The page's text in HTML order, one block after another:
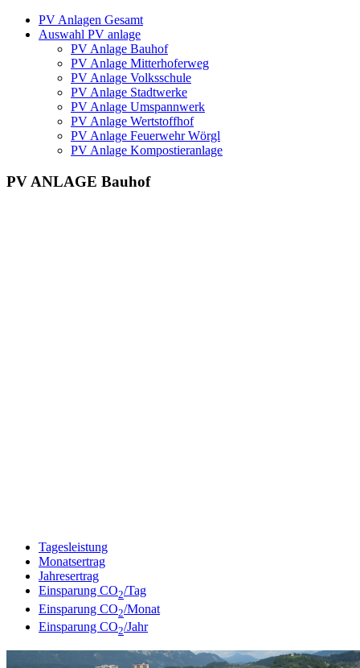
PV Anlagen Gesamt
Auswahl PV anlage
PV Anlage Bauhof
PV Anlage Mitterhoferweg
PV Anlage Volksschule
PV Anlage Stadtwerke
PV Anlage Umspannwerk
PV Anlage Wertstoffhof
PV Anlage Feuerwehr Wörgl
PV Anlage Kompostieranlage
PV ANLAGE Bauhof
Tagesleistung
Monatsertrag
Jahresertrag
Einsparung CO2/Tag
Einsparung CO2/Monat
Einsparung CO2/Jahr